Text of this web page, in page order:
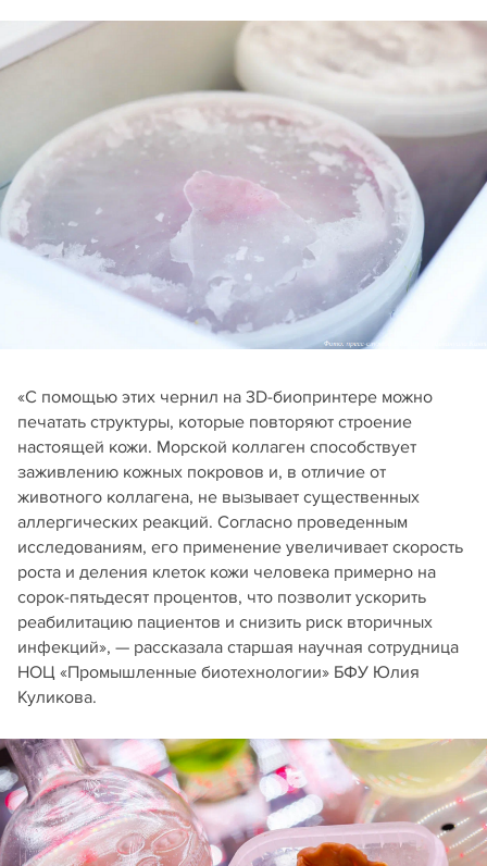
«С помощью этих чернил на 3D-биопринтере можно
печатать структуры, которые повторяют строение
настоящей кожи. Морской коллаген способствует
заживлению кожных покровов и, в отличие от
животного коллагена, не вызывает существенных
аллергических реакций. Согласно проведенным
исследованиям, его применение увеличивает скорость
роста и деления клеток кожи человека примерно на
сорок-пятьдесят процентов, что позволит ускорить
реабилитацию пациентов и снизить риск вторичных
инфекций», — рассказала старшая научная сотрудница
НОЦ «Промышленные биотехнологии» БФУ Юлия
Куликова.